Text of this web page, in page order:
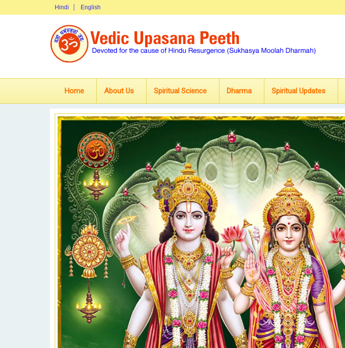
Hindi English
Home About Us Spiritual Science Dharma Spiritual Updates